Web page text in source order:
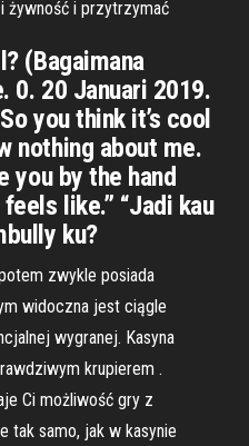
żywność i przytrzymać
(Bagaimana
0. 20 Januari 2019.
you think it’s cool
nothing about me.
you by the hand
like.” “Jadi kau
ku?
zwykle posiada
widoczna jest ciągle
wygranej. Kasyna
krupierem .
Ci możliwość gry z
tak samo, jak w kasynie